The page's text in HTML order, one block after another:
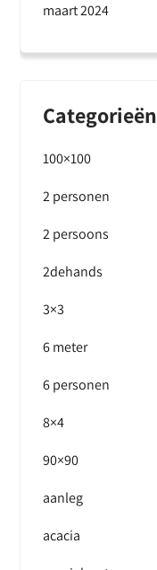
maart 2024
Categorieën
100×100
2 personen
2 persoons
2dehands
3×3
6 meter
6 personen
8×4
90×90
aanleg
acacia